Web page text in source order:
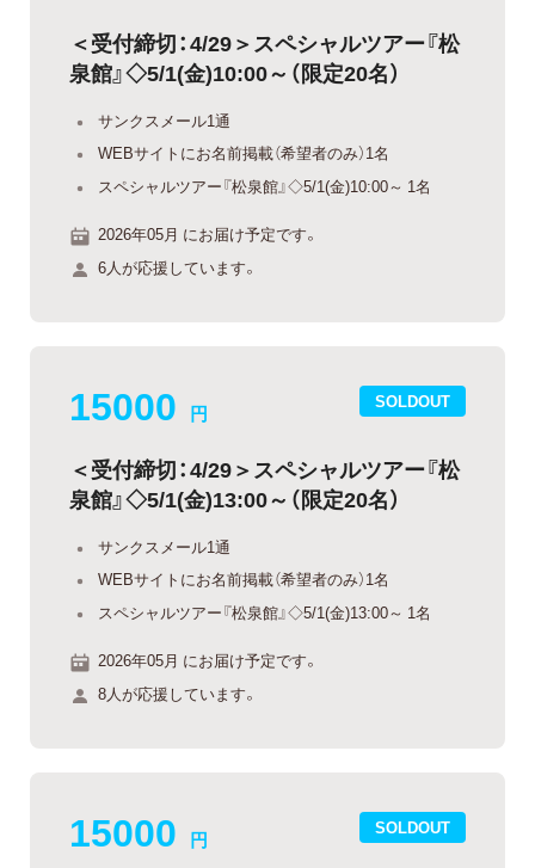
＜受付締切：4/29＞スペシャルツアー『松
泉館』◇5/1(金)10:00～（限定20名）
サンクスメール1通
WEBサイトにお名前掲載（希望者のみ）1名
スペシャルツアー『松泉館』◇5/1(金)10:00～ 1名
2026年05月 にお届け予定です。
6人が応援しています。
SOLDOUT
15000 円
＜受付締切：4/29＞スペシャルツアー『松
泉館』◇5/1(金)13:00～（限定20名）
サンクスメール1通
WEBサイトにお名前掲載（希望者のみ）1名
スペシャルツアー『松泉館』◇5/1(金)13:00～ 1名
2026年05月 にお届け予定です。
8人が応援しています。
SOLDOUT
15000 円